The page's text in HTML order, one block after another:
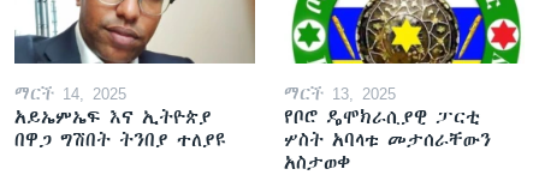
ማርች 14, 2025
አይኤምኤፍ እና ኢትዮጵያ
በዋጋ ግሽበት ትንበያ ተለያዩ
ማርች 13, 2025
የቦሮ ዴሞክራሲያዊ ፓርቲ
ሦስት አባላቱ መታሰራቸውን
አስታወቀ